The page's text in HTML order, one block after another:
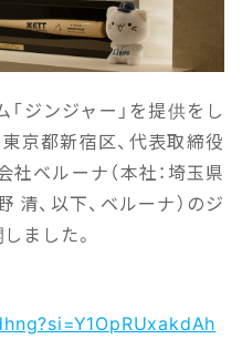
ジンジャー」を提供をし
京都新宿区、代表取締役
社ベルーナ（本社：埼玉県
清、以下、ベルーナ）のジ
ました。